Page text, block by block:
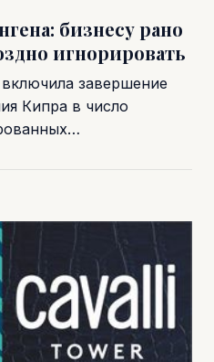
бизнесу рано
игнорировать
завершение
Кипра в число